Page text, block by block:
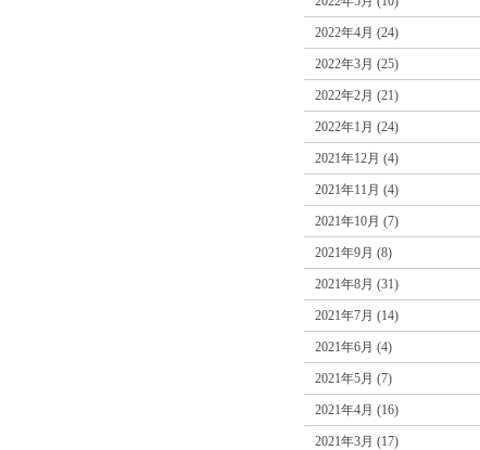
2022年4月 (24)
2022年3月 (25)
2022年2月 (21)
2022年1月 (24)
2021年12月 (4)
2021年11月 (4)
2021年10月 (7)
2021年9月 (8)
2021年8月 (31)
2021年7月 (14)
2021年6月 (4)
2021年5月 (7)
2021年4月 (16)
2021年3月 (17)